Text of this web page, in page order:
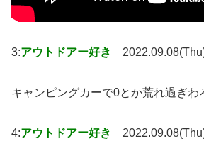
3:アウトドアー好き
キャンピングカーで0とか荒れ過ぎわ
4:アウトドアー好き